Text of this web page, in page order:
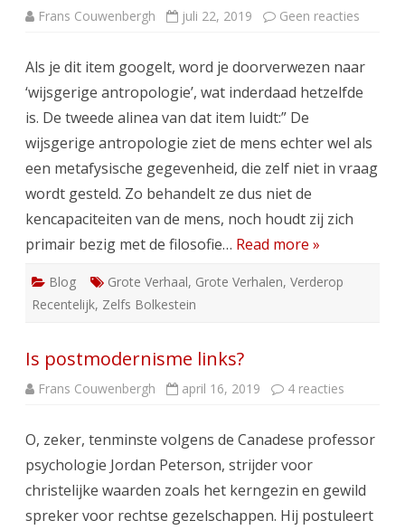
Frans Couwenbergh juli 22, 2019 Geen reacties
Als je dit item googelt, word je doorverwezen naar
‘wijsgerige antropologie’, wat inderdaad hetzelfde
is. De tweede alinea van dat item luidt:” De
wijsgerige antropologie ziet de mens echter wel als
een metafysische gegevenheid, die zelf niet in vraag
wordt gesteld. Zo behandelt ze dus niet de
kencapaciteiten van de mens, noch houdt zij zich
primair bezig met de filosofie… Read more »
Blog Grote Verhaal, Grote Verhalen, Verderop
Recentelijk, Zelfs Bolkestein
Is postmodernisme links?
Frans Couwenbergh april 16, 2019 4 reacties
O, zeker, tenminste volgens de Canadese professor
psychologie Jordan Peterson, strijder voor
christelijke waarden zoals het kerngezin en gewild
spreker voor rechtse gezelschappen. Hij postuleert